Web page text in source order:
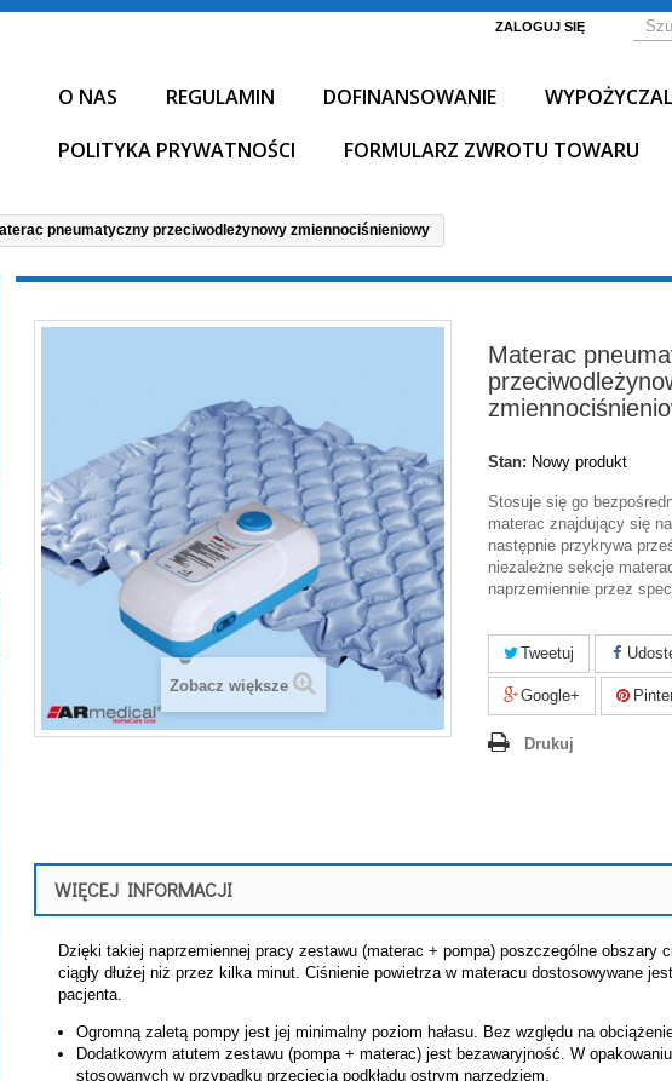
ZALOGUJ SIĘ
O NAS REGULAMIN DOFINANSOWANIE
POLITYKA PRYWATNOŚCI
FORMULARZ ZWROTU TOWARU
pneumatyczny przeciwodleżynowy zmiennociśnieniowy
Zobacz większe
Materac
Stan: Nowy produkt
Stosuje się go
materac znajdujący się
następnie przykrywa
niezależne sekcje
naprzemiennie przez
Tweetuj
Google+
Drukuj
WIĘCEJ INFORMACJI
Dzięki takiej naprzemiennej pracy zestawu (materac + pompa) poszczególne obszary
ciągły dłużej niż przez kilka minut. Ciśnienie powietrza w materacu dostosowywane
pacjenta.
Ogromną zaletą pompy jest jej minimalny poziom hałasu. Bez względu na
Dodatkowym atutem zestawu (pompa + materac) jest bezawaryjność. W
stosowanych w przypadku przecięcia podkładu ostrym narzędziem.